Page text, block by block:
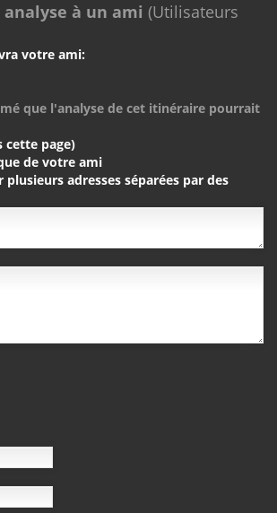
à un ami (Utilisateurs
votre ami:
que l'analyse de cet itinéraire pourrait
cette page)
de votre ami
plusieurs adresses séparées par des